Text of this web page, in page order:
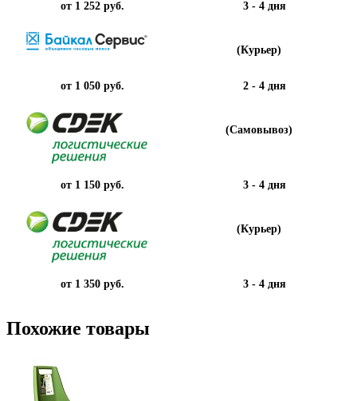
от 1 252 руб. 3 - 4 дня
(Курьер)
от 1 050 руб. 2 - 4 дня
(Самовывоз)
от 1 150 руб. 3 - 4 дня
(Курьер)
от 1 350 руб. 3 - 4 дня
Похожие товары